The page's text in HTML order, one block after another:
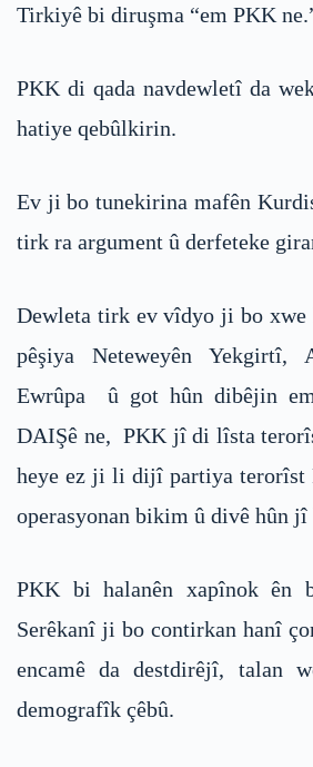
Tirkiyê bi diruşma “em PKK
PKK di qada navdewletî da
hatiye qebûlkirin.
Ev ji bo tunekirina mafên
tirk ra argument û derfeteke
Dewleta tirk ev vîdyo ji bo
pêşiya Neteweyên Yekgirtî,
Ewrûpa û got hûn dibêjin
DAIŞê ne, PKK jî di lîsta
heye ez ji li dijî partiya terorîst
operasyonan bikim û divê hûn
PKK bi halanên xapînok ên
Serêkanî ji bo contirkan hanî
encamê da destdirêjî, talan
demografîk çêbû.